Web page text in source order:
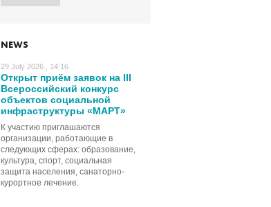
NEWS
29 July 2026 , 14:16
Открыт приём заявок на III
Всероссийский конкурс
объектов социальной
инфраструктуры «МАРТ»
К участию приглашаются
организации, работающие в
следующих сферах: образование,
культура, спорт, социальная
защита населения, санаторно-
курортное лечение.